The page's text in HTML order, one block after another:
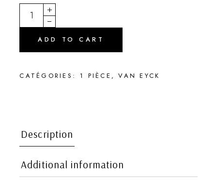
ILLINOIS quantity
ADD TO CART
CATÉGORIES: 1 PIÈCE ,VAN EYCK
Description
Additional information